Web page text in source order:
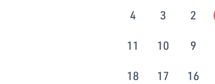
2
3
4
9
10
11
16
17
18